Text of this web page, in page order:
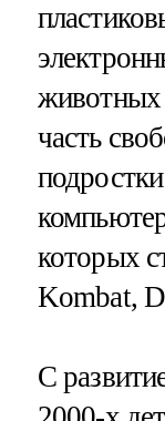
животных
часть
которых
Kombat,
С